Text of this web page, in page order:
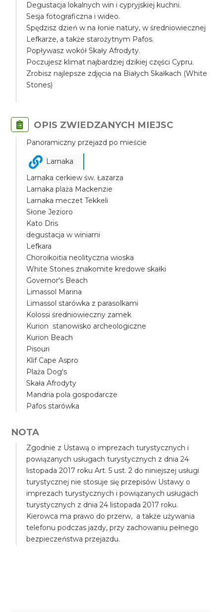
Degustacja lokalnych win i cypryjskiej kuchni.
Sesja fotograficzna i wideo.
Spędzisz dzień w na łonie natury, w średniowiecznej
Lefkarze, a także starożytnym Pafos.
Popływasz wokół Skały Afrodyty.
Poczujesz klimat najbardziej dzikiej części Cypru.
Zrobisz najlepsze zdjęcia na Białych Skałkach (White
Stones)
OPIS ZWIEDZANYCH MIEJSC
Panoramiczny przejazd po mieście
Larnaka
Larnaka cerkiew św. Łazarza
Larnaka plaża Mackenzie
Larnaka meczet Tekkeli
Słone Jezioro
Kato Dris
degustacja w winiarni
Lefkara
Choroikoitia neolityczna wioska
White Stones znakomite kredowe skałki
Governor's Beach
Limassol Marina
Limassol starówka z parasolkami
Kolossi średniowieczny zamek
Kurion stanowisko archeologiczne
Kurion Beach
Pisouri
Klif Cape Aspro
Plaża Dog's
Skała Afrodyty
Mandria pola gospodarcze
Pafos starówka
NOTA
Zgodnie z Ustawą o imprezach turystycznych i
powiązanych usługach turystycznych z dnia 24
listopada 2017 roku Art. 5 ust. 2 do niniejszej usługi
turystycznej nie stosuje się przepisów Ustawy o
imprezach turystycznych i powiązanych usługach
turystycznych z dnia 24 listopada 2017 roku.
Kierowca ma prawo do przerw, a także używania
telefonu podczas jazdy, przy zachowaniu pełnego
bezpieczeństwa przejazdu.